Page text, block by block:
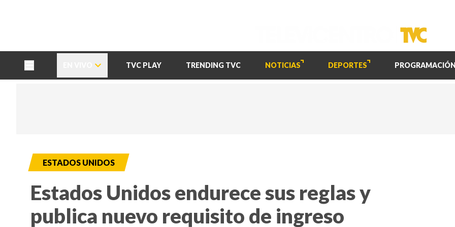
TVC PLAY TRENDING TVC NOTICIAS DEPORTES PROGRAMACIÓN
ESTADOS UNIDOS
Estados Unidos endurece sus reglas y
publica nuevo requisito de ingreso